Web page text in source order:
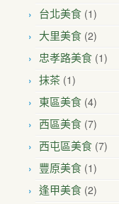
台北美食 (1)
大里美食 (2)
忠孝路美食 (1)
抹茶 (1)
東區美食 (4)
西區美食 (7)
西屯區美食 (7)
豐原美食 (1)
逢甲美食 (2)